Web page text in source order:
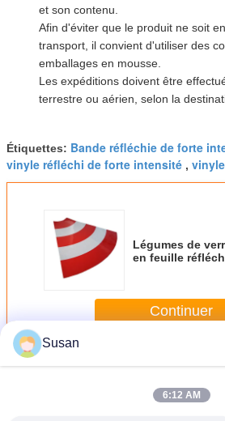
et son contenu.
Afin d'éviter que le produit ne soit
transport, il convient d'utiliser des
emballages en mousse.
Les expéditions doivent être
terrestre ou aérien, selon la
Étiquettes: Bande réfléchie de forte
vinyle réfléchi de forte intensité ,
Légumes de
en feuille
Continuer
PlusRecouvrement réfléchi de
Susan
6:12 AM